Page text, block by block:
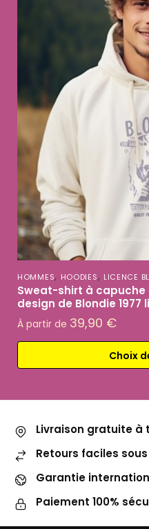
HOMMES, HOODIES, LICENCE
Sweat-shirt à capuche
design de Blondie 1977
À partir de 39,90 €
Choix
Livraison gratuite à
Retours faciles
Garantie
Paiement 100%